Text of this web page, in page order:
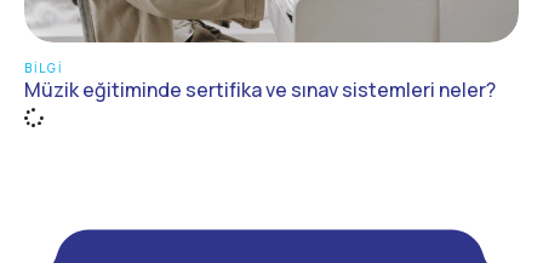
BILGI
Müzik eğitiminde sertifika ve sınav sistemleri neler?